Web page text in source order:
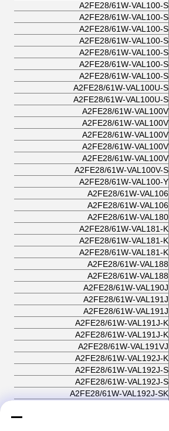
A2FE28/61W-VAL100-S
A2FE28/61W-VAL100-S
A2FE28/61W-VAL100-S
A2FE28/61W-VAL100-S
A2FE28/61W-VAL100-S
A2FE28/61W-VAL100-S
A2FE28/61W-VAL100-S
A2FE28/61W-VAL100U-S
A2FE28/61W-VAL100U-S
A2FE28/61W-VAL100V
A2FE28/61W-VAL100V
A2FE28/61W-VAL100V
A2FE28/61W-VAL100V
A2FE28/61W-VAL100V
A2FE28/61W-VAL100V-S
A2FE28/61W-VAL100-Y
A2FE28/61W-VAL106
A2FE28/61W-VAL106
A2FE28/61W-VAL180
A2FE28/61W-VAL181-K
A2FE28/61W-VAL181-K
A2FE28/61W-VAL181-K
A2FE28/61W-VAL188
A2FE28/61W-VAL188
A2FE28/61W-VAL190J
A2FE28/61W-VAL191J
A2FE28/61W-VAL191J
A2FE28/61W-VAL191J-K
A2FE28/61W-VAL191J-K
A2FE28/61W-VAL191VJ
A2FE28/61W-VAL192J-K
A2FE28/61W-VAL192J-S
A2FE28/61W-VAL192J-S
A2FE28/61W-VAL192J-SK